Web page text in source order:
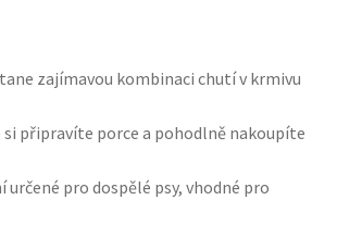
zajímavou kombinaci chutí v krmivu
si připravíte porce a pohodlně nakoupíte
určené pro dospělé psy, vhodné pro